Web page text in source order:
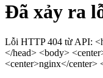
Đã xảy ra
Lỗi HTTP 404 từ API:
</head> <body>
<center>nginx</center>